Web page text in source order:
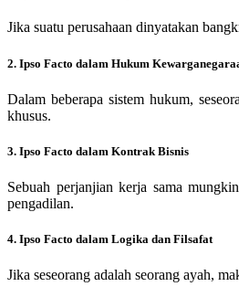
Jika suatu perusahaan dinyatakan
2. Ipso Facto dalam Hukum
Dalam beberapa sistem hukum,
khusus.
3. Ipso Facto dalam Kontrak Bisnis
Sebuah perjanjian kerja sama
pengadilan.
4. Ipso Facto dalam Logika dan Filsafat
Jika seseorang adalah seorang ayah,